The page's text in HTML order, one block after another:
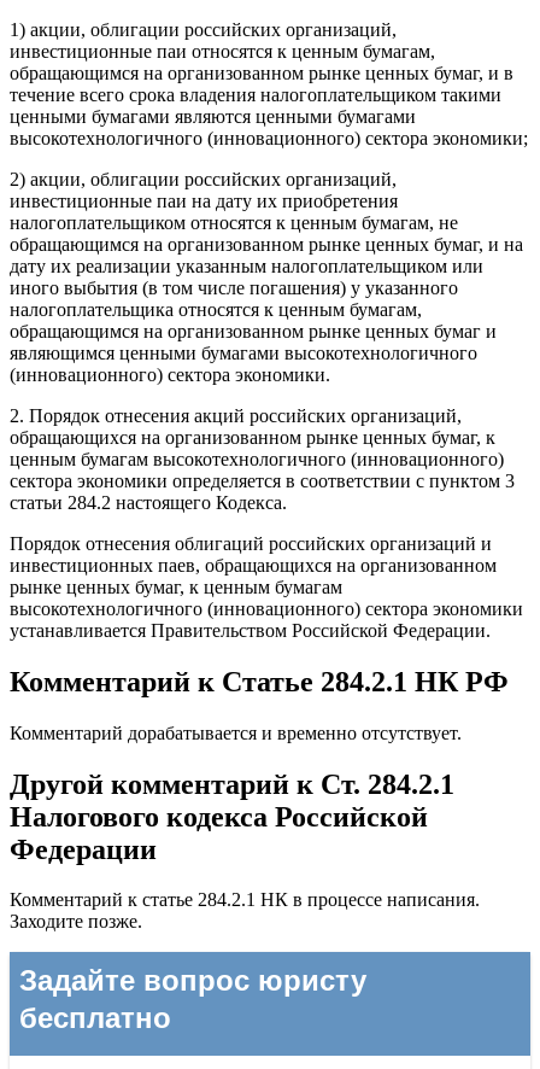
1) акции, облигации российских организаций,
инвестиционные паи относятся к ценным бумагам,
обращающимся на организованном рынке ценных бумаг, и в
течение всего срока владения налогоплательщиком такими
ценными бумагами являются ценными бумагами
высокотехнологичного (инновационного) сектора экономики;
2) акции, облигации российских организаций,
инвестиционные паи на дату их приобретения
налогоплательщиком относятся к ценным бумагам, не
обращающимся на организованном рынке ценных бумаг, и на
дату их реализации указанным налогоплательщиком или
иного выбытия (в том числе погашения) у указанного
налогоплательщика относятся к ценным бумагам,
обращающимся на организованном рынке ценных бумаг и
являющимся ценными бумагами высокотехнологичного
(инновационного) сектора экономики.
2. Порядок отнесения акций российских организаций,
обращающихся на организованном рынке ценных бумаг, к
ценным бумагам высокотехнологичного (инновационного)
сектора экономики определяется в соответствии с пунктом 3
статьи 284.2 настоящего Кодекса.
Порядок отнесения облигаций российских организаций и
инвестиционных паев, обращающихся на организованном
рынке ценных бумаг, к ценным бумагам
высокотехнологичного (инновационного) сектора экономики
устанавливается Правительством Российской Федерации.
Комментарий к Статье 284.2.1 НК РФ
Комментарий дорабатывается и временно отсутствует.
Другой комментарий к Ст. 284.2.1
Налогового кодекса Российской
Федерации
Комментарий к статье 284.2.1 НК в процессе написания.
Заходите позже.